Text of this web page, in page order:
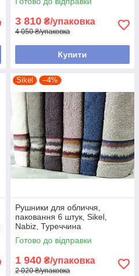
3 810 ₴/упаковка
4 050 ₴/упаковка
Купити
Sikel –4%
Рушники для обличчя,
паковання 6 штук, Sikel,
Nabiz, Туреччина
Готово до відправки
1 940 ₴/упаковка
2 020 ₴/упаковка